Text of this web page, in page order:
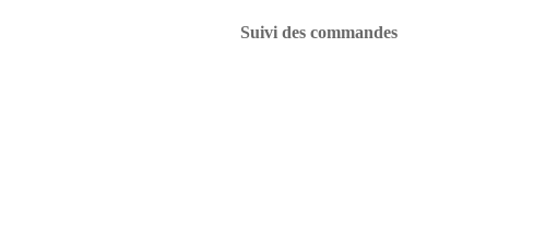
Suivi des commandes